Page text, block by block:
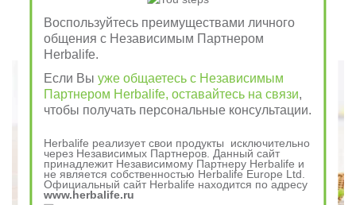
Говорили в древности
Воспользуйтесь преимуществами личного
общения с Независимым Партнером
Herbalife.
Если Выуже общаетесь с Независимым
Партнером Herbalife, оставайтесь на связи,
чтобы получать персональные консультации.
Herbalife реализует свои продукты исключительно
через Независимых Партнеров. Данный сайт
принадлежит Независимому Партнеру Herbalife и
не является собственностью Herbalife Europe Ltd.
Официальный сайт Herbalife находится по адресу
www.herbalife.ru